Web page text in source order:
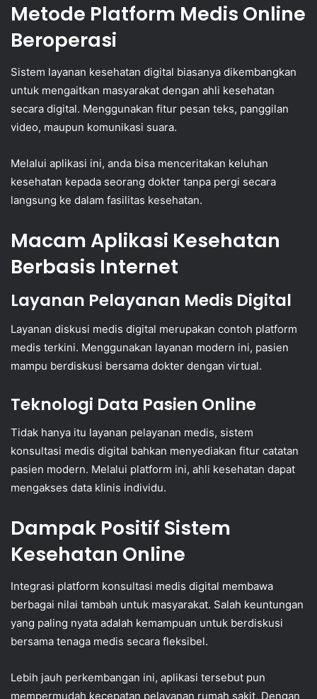
Metode Platform Medis Online
Beroperasi
Sistem layanan kesehatan digital biasanya dikembangkan
untuk mengaitkan masyarakat dengan ahli kesehatan
secara digital. Menggunakan fitur pesan teks, panggilan
video, maupun komunikasi suara.
Melalui aplikasi ini, anda bisa menceritakan keluhan
kesehatan kepada seorang dokter tanpa pergi secara
langsung ke dalam fasilitas kesehatan.
Macam Aplikasi Kesehatan
Berbasis Internet
Layanan Pelayanan Medis Digital
Layanan diskusi medis digital merupakan contoh platform
medis terkini. Menggunakan layanan modern ini, pasien
mampu berdiskusi bersama dokter dengan virtual.
Teknologi Data Pasien Online
Tidak hanya itu layanan pelayanan medis, sistem
konsultasi medis digital bahkan menyediakan fitur catatan
pasien modern. Melalui platform ini, ahli kesehatan dapat
mengakses data klinis individu.
Dampak Positif Sistem
Kesehatan Online
Integrasi platform konsultasi medis digital membawa
berbagai nilai tambah untuk masyarakat. Salah keuntungan
yang paling nyata adalah kemampuan untuk berdiskusi
bersama tenaga medis secara fleksibel.
Lebih jauh perkembangan ini, aplikasi tersebut pun
mempermudah kecepatan pelayanan rumah sakit. Dengan